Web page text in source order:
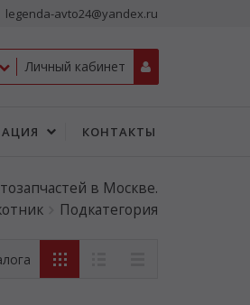
legenda-avto24@yandex.ru
Личный кабинет
КОНТАКТЫ
в Москве.
Подкатегория